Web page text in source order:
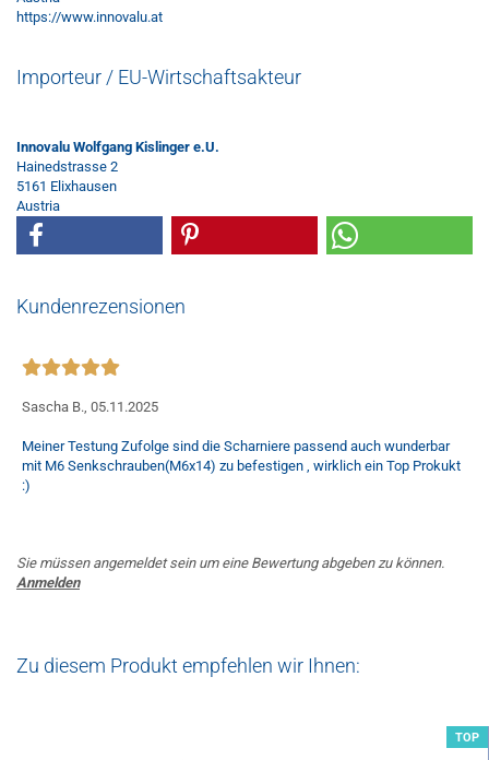
https://www.innovalu.at
Importeur / EU-Wirtschaftsakteur
Innovalu Wolfgang Kislinger e.U.
Hainedstrasse 2
5161 Elixhausen
Austria
Kundenrezensionen
Sascha B., 05.11.2025
Meiner Testung Zufolge sind die Scharniere passend auch wunderbar
mit M6 Senkschrauben(M6x14) zu befestigen , wirklich ein Top Prokukt
Sie müssen angemeldet sein um eine Bewertung abgeben zu können.
Anmelden
Zu diesem Produkt empfehlen wir Ihnen:
TOP